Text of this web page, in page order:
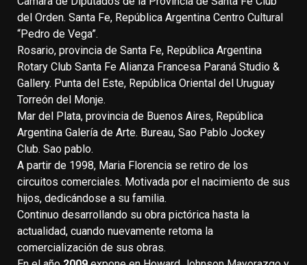
del Orden. Santa Fe, República Argentina Centro Cultural
“Pedro de Vega”.
Rosario, provincia de Santa Fe, República Argentina
Rotary Club Santa Fe Alianza Francesa Paraná Studio &
Gallery. Punta del Este, República Oriental del Uruguay
Torreón del Monje.
Mar del Plata, provincia de Buenos Aires, República
Argentina Galería de Arte. Bureau, Sao Pablo Jockey
Club. Sao pablo.
A partir de 1998, Maria Florencia se retiro de los
circuitos comerciales. Motivada por el nacimiento de sus
hijos, dedicándose a su familia.
Continuo desarrollando su obra pictórica hasta la
actualidad, cuando nuevamente retoma la
comercialización de sus obras.